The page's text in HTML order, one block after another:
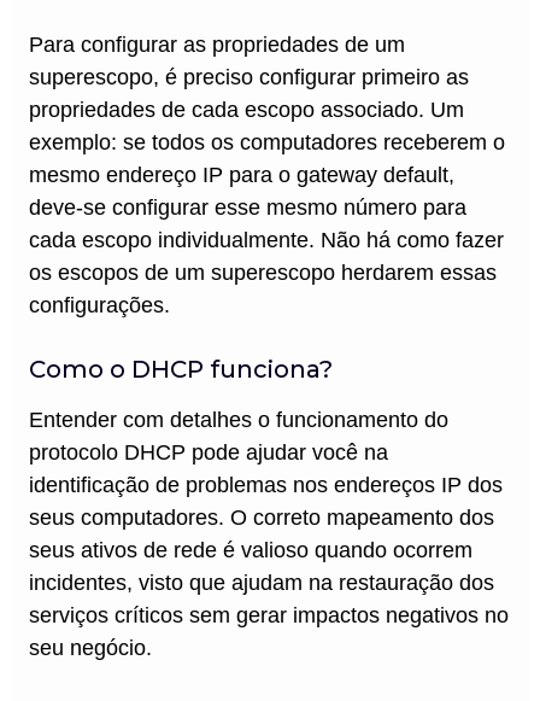
Para configurar as propriedades de um
superescopo, é preciso configurar primeiro as
propriedades de cada escopo associado. Um
exemplo: se todos os computadores receberem o
mesmo endereço IP para o gateway default,
deve-se configurar esse mesmo número para
cada escopo individualmente. Não há como fazer
os escopos de um superescopo herdarem essas
configurações.
Como o DHCP funciona?
Entender com detalhes o funcionamento do
protocolo DHCP pode ajudar você na
identificação de problemas nos endereços IP dos
seus computadores. O correto mapeamento dos
seus ativos de rede é valioso quando ocorrem
incidentes, visto que ajudam na restauração dos
serviços críticos sem gerar impactos negativos no
seu negócio.